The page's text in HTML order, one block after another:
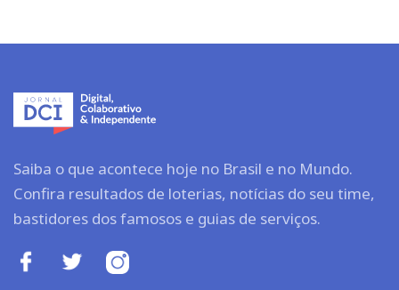
Saiba o que acontece hoje no Brasil e no Mundo.
Confira resultados de loterias, notícias do seu time,
bastidores dos famosos e guias de serviços.